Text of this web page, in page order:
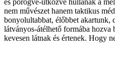
nem művészet hanem taktikus
bonyolultabbat, élőbbet akartunk,
látványos-átélhető formába
kevesen látnak és értenek. Hogy